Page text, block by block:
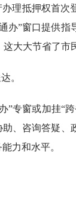
理抵押权首次
办”窗口提供指
大大节省了市
。
”专窗或加挂“
、咨询答疑、
力和水平。